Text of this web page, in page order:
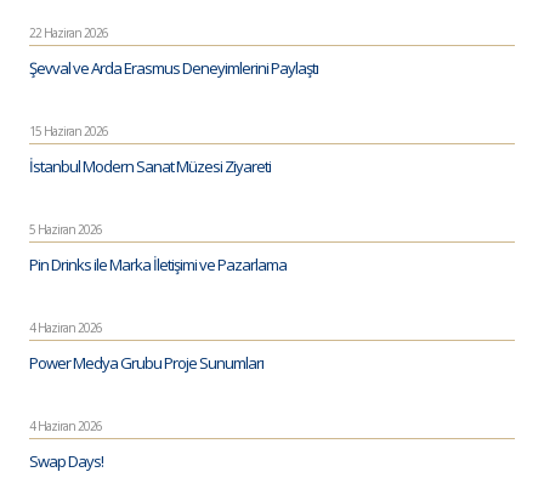
22 Haziran 2026
Şevval ve Arda Erasmus Deneyimlerini Paylaştı
15 Haziran 2026
İstanbul Modern Sanat Müzesi Ziyareti
5 Haziran 2026
Pin Drinks ile Marka İletişimi ve Pazarlama
4 Haziran 2026
Power Medya Grubu Proje Sunumları
4 Haziran 2026
Swap Days!